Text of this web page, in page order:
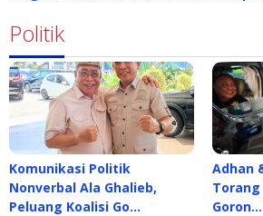
Politik
Komunikasi Politik
Nonverbal Ala Ghalieb,
Peluang Koalisi Go…
Adhan
Torang
Goron…